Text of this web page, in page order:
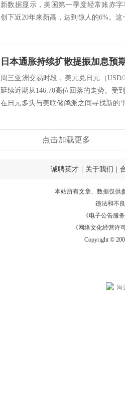
新数据显示，美国第一季度经常账赤
创下近20年来新高，达到惊人的6%。
周三亚洲交易时段，美元兑日元（
延续近期从146.70高位回落的走势。受
在日元多头与美联储鸽派之间寻找新的
点击加载更多
诚聘英才 关于我们
本站所有文章、数据仅供
违法和不
《电子公告服务
《网络文化经营许
Copyright ©
闽